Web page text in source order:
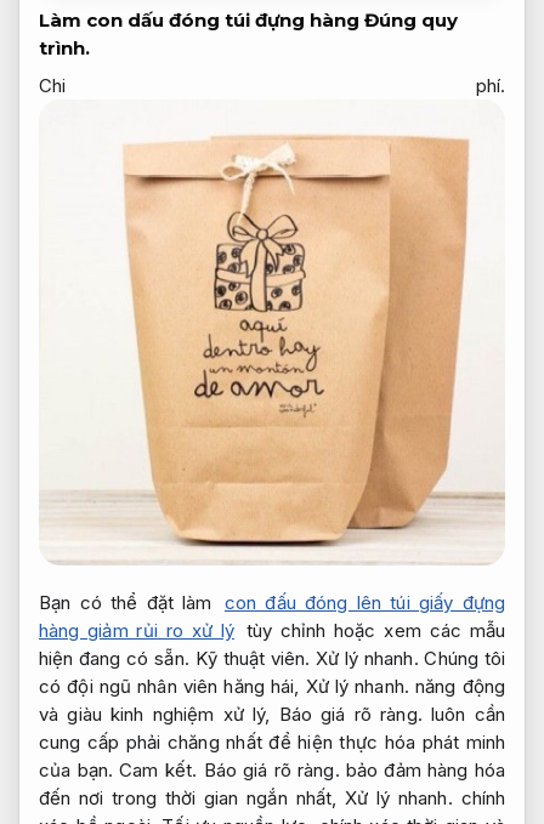
Làm con dấu đóng túi đựng hàng Đúng quy
trình.
Chi phí.
Bạn có thể đặt làm
con đấu đóng lên túi giấy đựng
hàng giảm rủi ro xử lý tùy chỉnh hoặc xem các mẫu
hiện đang có sẵn. Kỹ thuật viên. Xử lý nhanh. Chúng tôi
có đội ngũ nhân viên hăng hái, Xử lý nhanh. năng động
và giàu kinh nghiệm xử lý, Báo giá rõ ràng. luôn cần
cung cấp phải chăng nhất để hiện thực hóa phát minh
của bạn.Cam kết. Báo giá rõ ràng. bảo đảm hàng hóa
đến nơi trong thời gian ngắn nhất, Xử lý nhanh. chính